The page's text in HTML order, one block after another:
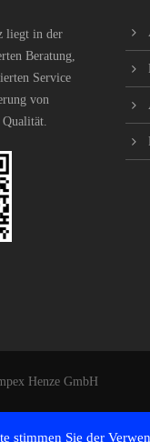
liegt in der
Beratung,
Service
von
Qualität.
Henze GmbH
stimmen Sie der